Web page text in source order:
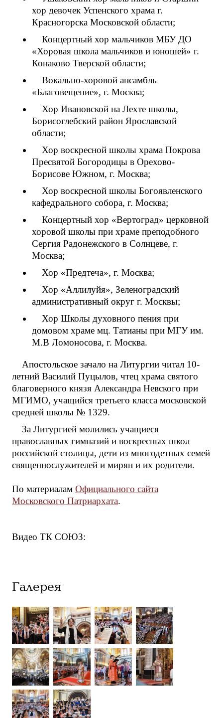
хор девочек Успенского храма г.
Красногорска Московской области;
Концертный хор мальчиков МБУ ДО
«Хоровая школа мальчиков и юношей» г.
Конаково Тверской области;
Вокально-хоровой ансамбль
«Благовещение», г. Москва;
Хор Ивановской на Лехте школы,
Борисоглебский район Ярославской
области;
Хор воскресной школы храма Покрова
Пресвятой Богородицы в Орехово-
Борисове Южном, г. Москва;
Хор воскресной школы Богоявленского
кафедрального собора, г. Москва;
Концертный хор «Вертоград» церковной
хоровой школы при храме преподобного
Сергия Радонежского в Солнцеве, г.
Москва;
Хор «Предтеча», г. Москва;
Хор «Аллилуйя», Зеленоградский
административный округ г. Москвы;
Хор Школы духовного пения при
домовом храме мц. Татианы при МГУ им.
М.В Ломоносова, г. Москва.
Апостольское зачало на Литургии читал 10-
летний Василий Пуцылов, чтец храма святого
благоверного князя Александра Невского при
МГИМО, учащийся третьего класса московской
средней школы № 1329.
За Литургией молились учащиеся
православных гимназий и воскресных школ
российской столицы, дети из многодетных семей
священнослужителей и мирян и их родители.
По материалам Официального сайта
Московского Патриархата.
Видео ТК СОЮЗ:
Галерея